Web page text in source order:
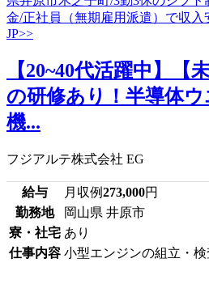
【20~40代活躍中】【
の研修あり！半導体
機...
フジアルテ株式会社 EG
給与 月収例273,000円
勤務地
岡山県 井原市
寮・社宅 あり
仕事内容 小型エンジンの組立・